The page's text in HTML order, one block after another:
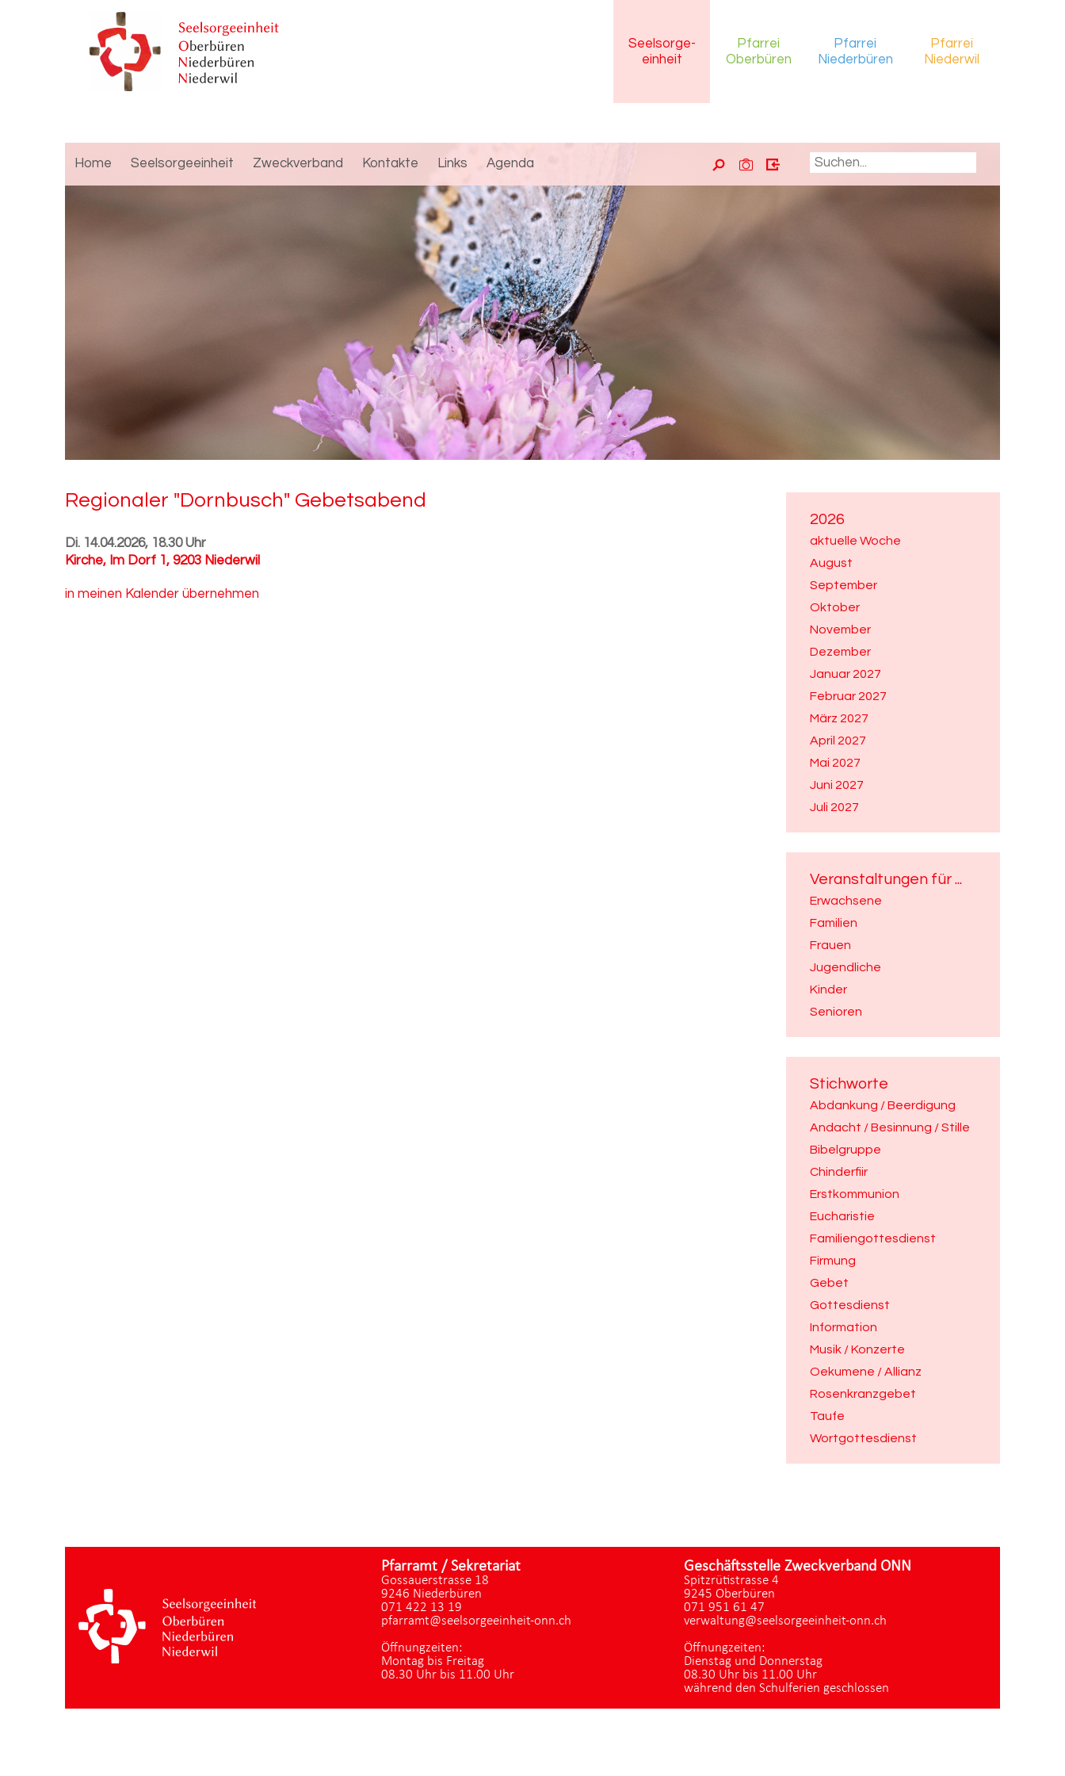
Seelsorge-
einheit
Pfarrei
Oberbüren
Pfarrei
Niederbüren
Pfarrei
Niederwil
Home Seelsorgeeinheit Zweckverband Kontakte Links Agenda
2026
aktuelle Woche
August
September
Oktober
November
Dezember
Januar 2027
Februar 2027
März 2027
April 2027
Mai 2027
Juni 2027
Juli 2027
Veranstaltungen für ...
Erwachsene
Familien
Frauen
Jugendliche
Kinder
Senioren
Stichworte
Abdankung / Beerdigung
Andacht / Besinnung / Stille
Bibelgruppe
Chinderfiir
Erstkommunion
Eucharistie
Familiengottesdienst
Firmung
Gebet
Gottesdienst
Information
Musik / Konzerte
Oekumene / Allianz
Rosenkranzgebet
Taufe
Wortgottesdienst
Re­gio­na­ler "Dorn­busch" Ge­bets­abend
Di. 14.04.2026, 18.30 Uhr
Kirche, Im Dorf 1, 9203 Niederwil
in meinen Kalender übernehmen
Pfarramt / Sekretariat
Gossauerstrasse 18
9246 Niederbüren
071 422 13 19
pfarramt@seelsorgeeinheit-onn.ch
Öffnungzeiten:
Montag bis Freitag
08.30 Uhr bis 11.00 Uhr
Geschäftsstelle Zweckverband ONN
Spitzrütistrasse 4
9245 Oberbüren
071 951 61 47
verwaltung@seelsorgeeinheit-onn.ch
Öffnungzeiten:
Dienstag und Donnerstag
08.30 Uhr bis 11.00 Uhr
während den Schulferien geschlossen